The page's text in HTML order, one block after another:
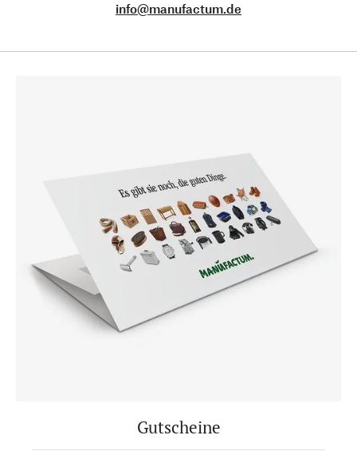
info@manufactum.de
Gutscheine